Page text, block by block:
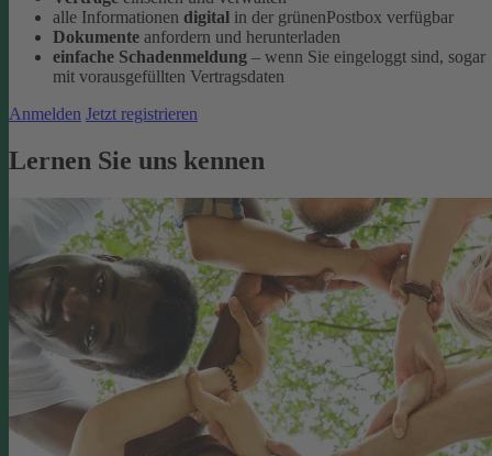
alle Informationen digital in der grünenPostbox verfügbar
Dokumente anfordern und herunterladen
einfache Schadenmeldung – wenn Sie eingeloggt sind, sogar
mit vorausgefüllten Vertragsdaten
Anmelden Jetzt registrieren
Lernen Sie uns kennen